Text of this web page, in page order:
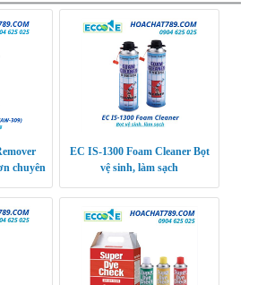
chuyên
EC IS-1300 Foam Cleaner Bọt
vệ sinh, làm sạch